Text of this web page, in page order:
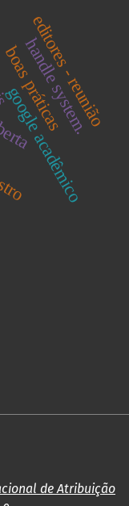
google acadêmico
boas práticas
handle system.
editores - reunião
de Atribuição